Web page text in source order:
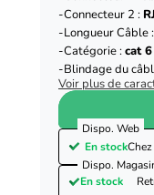
Connecteur 2 :
Longueur Câble :
Catégorie :cat 6
Blindage du
Voir plus de
Dispo. Web
En stock
Dispo.
En stock